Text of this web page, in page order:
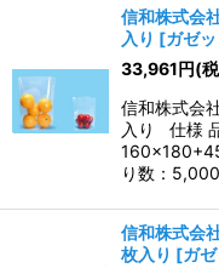
信和株式会
入り [ガゼ
33,961円(
信和株式会
入り 仕様
り数：
信和株式会
枚入り [ガ